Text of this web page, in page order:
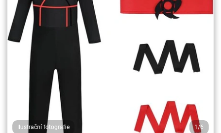
Ilustrační fotografie 1/6